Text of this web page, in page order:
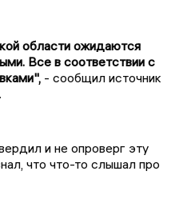
области ожидаются
Все в соответствии с
- сообщил источник
и не опроверг эту
что что-то слышал про